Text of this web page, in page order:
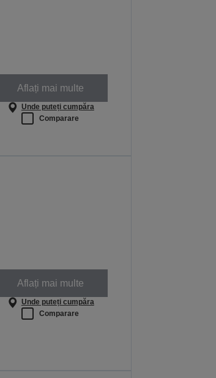
Aflați mai multe
Unde puteți cumpăra
Comparare
Aflați mai multe
Unde puteți cumpăra
Comparare